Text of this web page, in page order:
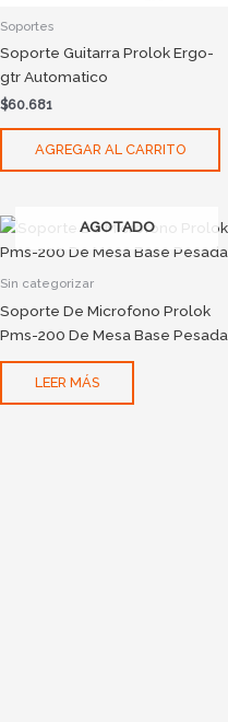
Soportes
Soporte Guitarra Prolok Ergo-
gtr Automatico
$60.681
AGREGAR AL CARRITO
AGOTADO
Sin categorizar
Soporte De Microfono Prolok
Pms-200 De Mesa Base Pesada
LEER MÁS